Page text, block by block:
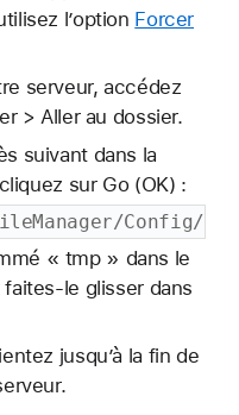
l’option Forcer
serveur, accédez
> Aller au dossier.
suivant dans la
sur Go (OK) :
Config/
« tmp » dans le
le glisser dans
jusqu’à la fin de